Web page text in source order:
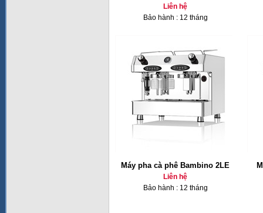
Liên hệ
Bảo hành : 12 tháng
Máy pha cà phê Bambino 2LE
Liên hệ
Bảo hành : 12 tháng